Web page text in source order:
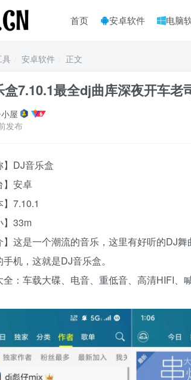
首页 安卓软件 电脑
具 安卓软件 正文
盒7.10.1最全dj曲库深夜开车老
屋
发布
】DJ音乐盒
】安卓
】7.10.1
】33m
】这是一个潮流的音乐，这里有好听的DJ
机，这就是DJ音乐盒。
全：车载大碟、电音、重低音、高清HIFI